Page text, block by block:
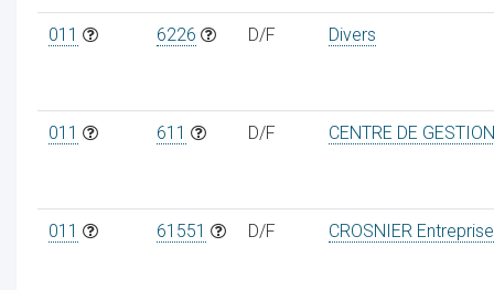
011 6226 D/F Divers
011 611 D/F CENTRE DE GESTION
011 61551 D/F CROSNIER Entreprise